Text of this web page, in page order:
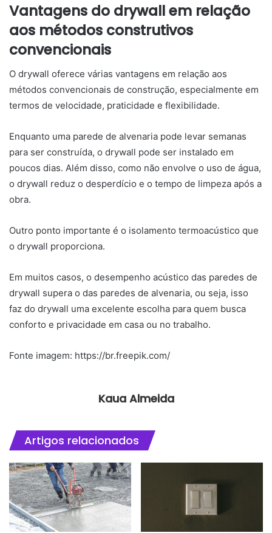
Vantagens do drywall em relação
aos métodos construtivos
convencionais
O drywall oferece várias vantagens em relação aos
métodos convencionais de construção, especialmente em
termos de velocidade, praticidade e flexibilidade.
Enquanto uma parede de alvenaria pode levar semanas
para ser construída, o drywall pode ser instalado em
poucos dias. Além disso, como não envolve o uso de água,
o drywall reduz o desperdício e o tempo de limpeza após a
obra.
Outro ponto importante é o isolamento termoacústico que
o drywall proporciona.
Em muitos casos, o desempenho acústico das paredes de
drywall supera o das paredes de alvenaria, ou seja, isso
faz do drywall uma excelente escolha para quem busca
conforto e privacidade em casa ou no trabalho.
Fonte imagem: https://br.freepik.com/
Kaua Almeida
Artigos relacionados